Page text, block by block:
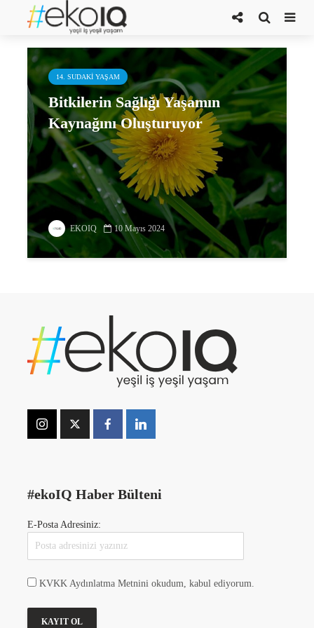
Bitki Sağlığı Günü
14. SUDAKI YAŞAM
Bitkilerin Sağlığı Yaşamın
Kaynağını Oluşturuyor
EKOIQ 10 Mayıs 2024
#ekoIQ Haber Bülteni
E-Posta Adresiniz:
KVKK Aydınlatma Metnini okudum, kabul ediyorum.